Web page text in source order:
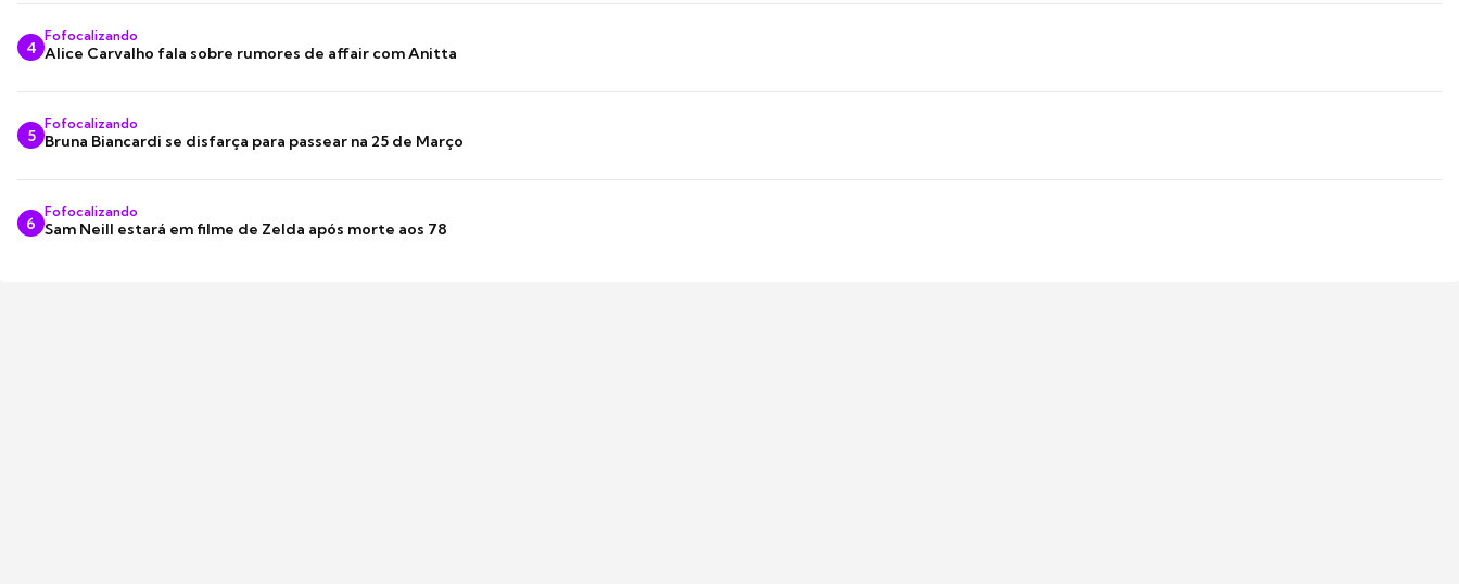
4
Fofocalizando
Alice Carvalho fala sobre rumores de affair com Anitta
5
Fofocalizando
Bruna Biancardi se disfarça para passear na 25 de Março
6
Fofocalizando
Sam Neill estará em filme de Zelda após morte aos 78